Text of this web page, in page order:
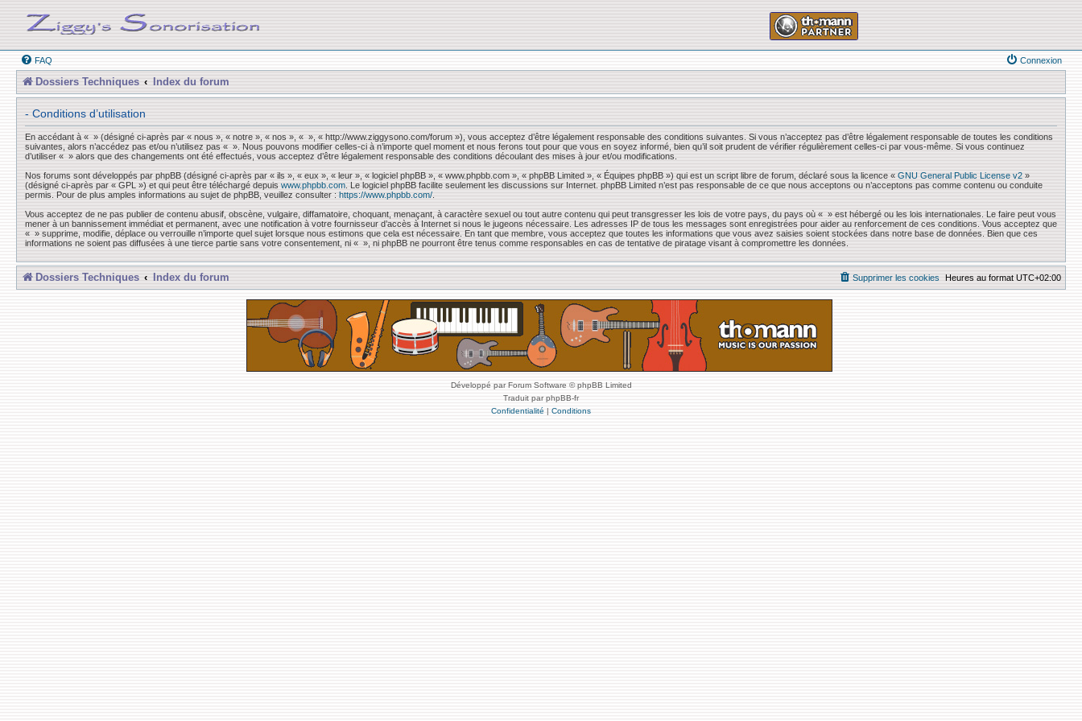
FAQ Connexion
Dossiers Techniques Index du forum
- Conditions d’utilisation
En accédant à « » (désigné ci-après par « nous », « notre », « nos », « », « http://www.ziggysono.com/forum »), vous acceptez d’être légalement responsable des conditions suivantes. Si vous n’acceptez pas d’être légalement responsable de toutes les conditions
suivantes, alors n’accédez pas et/ou n’utilisez pas « ». Nous pouvons modifier celles-ci à n’importe quel moment et nous ferons tout pour que vous en soyez informé, bien qu’il soit prudent de vérifier régulièrement celles-ci par vous-même. Si vous continuez
d’utiliser « » alors que des changements ont été effectués, vous acceptez d’être légalement responsable des conditions découlant des mises à jour et/ou modifications.
Nos forums sont développés par phpBB (désigné ci-après par « ils », « eux », « leur », « logiciel phpBB », « www.phpbb.com », « phpBB Limited », « Équipes phpBB ») qui est un script libre de forum, déclaré sous la licence « GNU General Public License v2 »
(désigné ci-après par « GPL ») et qui peut être téléchargé depuis www.phpbb.com . Le logiciel phpBB facilite seulement les discussions sur Internet. phpBB Limited n’est pas responsable de ce que nous acceptons ou n’acceptons pas comme contenu ou conduite
permis. Pour de plus amples informations au sujet de phpBB, veuillez consulter : https://www.phpbb.com/
Vous acceptez de ne pas publier de contenu abusif, obscène, vulgaire, diffamatoire, choquant, menaçant, à caractère sexuel ou tout autre contenu qui peut transgresser les lois de votre pays, du pays où « » est hébergé ou les lois internationales. Le faire peut vous
mener à un bannissement immédiat et permanent, avec une notification à votre fournisseur d’accès à Internet si nous le jugeons nécessaire. Les adresses IP de tous les messages sont enregistrées pour aider au renforcement de ces conditions. Vous acceptez que
« » supprime, modifie, déplace ou verrouille n’importe quel sujet lorsque nous estimons que cela est nécessaire. En tant que membre, vous acceptez que toutes les informations que vous avez saisies soient stockées dans notre base de données. Bien que ces
informations ne soient pas diffusées à une tierce partie sans votre consentement, ni « », ni phpBB ne pourront être tenus comme responsables en cas de tentative de piratage visant à compromettre les données.
Dossiers Techniques Index du forum Heures au format UTC+02:00
Supprimer les cookies
Développé par Forum Software © phpBB Limited
Traduit par phpBB-fr
Confidentialité | Conditions